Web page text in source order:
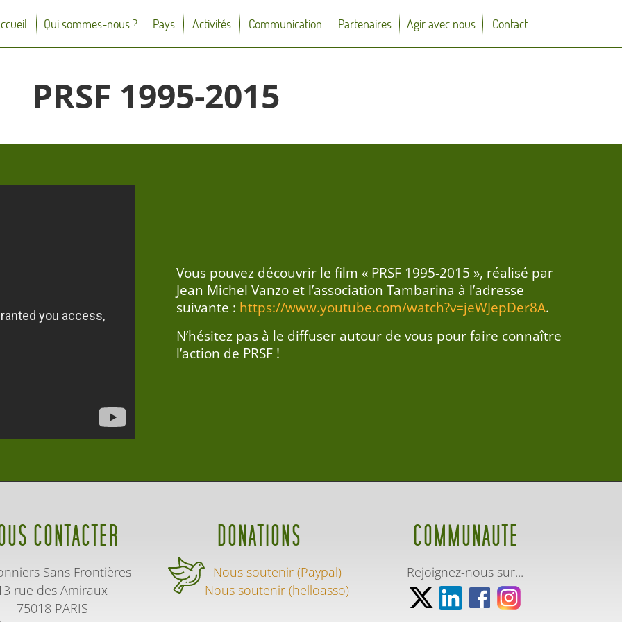
Qui sommes-nous ? Pays Activités Communication Partenaires Agir avec nous Contact
PRSF 1995-2015
Vous pouvez découvrir le film « PRSF 1995-2015 », réalisé par
Jean Michel Vanzo et l’association Tambarina à l’adresse
suivante : https://www.youtube.com/watch?v=jeWJepDer8A.
N’hésitez pas à le diffuser autour de vous pour faire connaître
l’action de PRSF !
CONTACTER
Sans Frontières
rue des Amiraux
75018 PARIS
DONATIONS
Nous soutenir (Paypal)
Nous soutenir (helloasso)
COMMUNAUTE
Rejoignez-nous sur...